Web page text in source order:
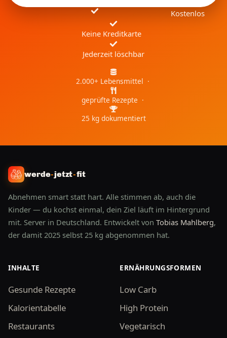
Kostenlos
Keine Kreditkarte
Jederzeit löschbar
2.000+ Lebensmittel ·
geprüfte Rezepte ·
25 kg dokumentiert
werde-jetzt-fit
Abnehmen smart statt hart. Alle stimmen ab, auch die
Kinder — du kochst einmal, dein Ziel läuft im Hintergrund
mit. Server in Deutschland. Entwickelt von Tobias Mahlberg,
der damit 2025 selbst 25 kg abgenommen hat.
INHALTE
Gesunde Rezepte
Kalorientabelle
Restaurants
ERNÄHRUNGSFORMEN
Low Carb
High Protein
Vegetarisch